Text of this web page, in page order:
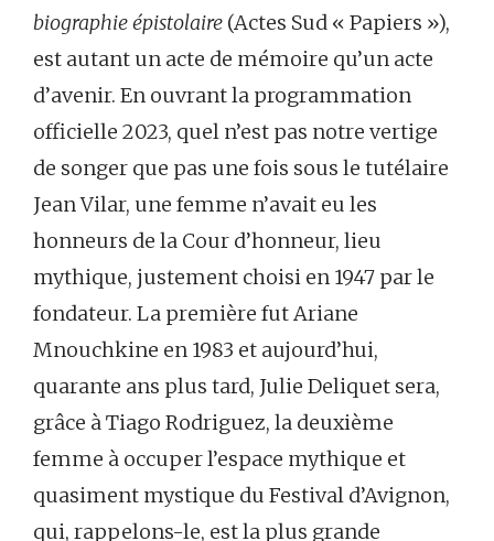
biographie épistolaire (Actes Sud « Papiers »),
est autant un acte de mémoire qu’un acte
d’avenir. En ouvrant la programmation
officielle 2023, quel n’est pas notre vertige
de songer que pas une fois sous le tutélaire
Jean Vilar, une femme n’avait eu les
honneurs de la Cour d’honneur, lieu
mythique, justement choisi en 1947 par le
fondateur. La première fut Ariane
Mnouchkine en 1983 et aujourd’hui,
quarante ans plus tard, Julie Deliquet sera,
grâce à Tiago Rodriguez, la deuxième
femme à occuper l’espace mythique et
quasiment mystique du Festival d’Avignon,
qui, rappelons-le, est la plus grande